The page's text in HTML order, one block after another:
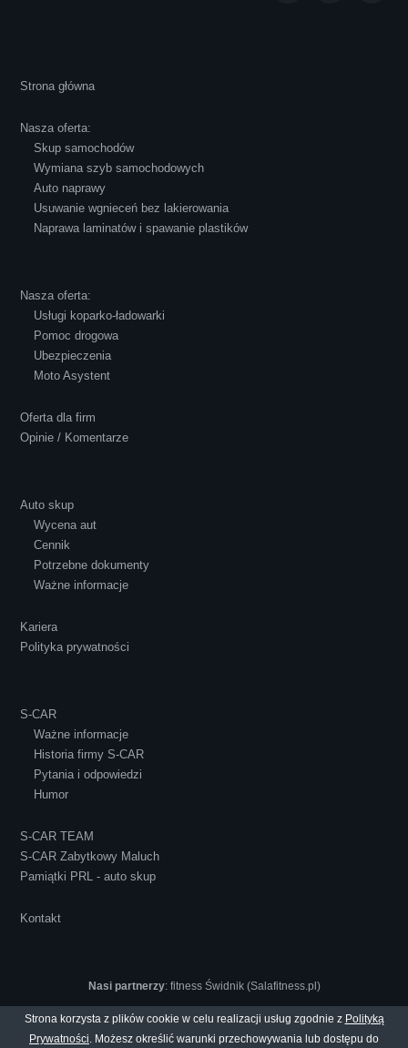
atmosferze, czego z reguły nie można
powiedzieć o innych firmach tego type.
Pozdrawiam i polecam!
Polecam S-Car.pl, szybka i bardzo miła
Strona korzysta z plików cookie w celu realizacji usług zgodnie z Polityką
Prywatności. Możesz określić warunki przechowywania lub dostępu do
Strona główna
Nasza oferta:
Skup samochodów
Wymiana szyb samochodowych
Auto naprawy
Usuwanie wgnieceń bez lakierowania
Naprawa laminatów i spawanie plastików
Nasza oferta:
Usługi koparko-ładowarki
Pomoc drogowa
Ubezpieczenia
Moto Asystent
Oferta dla firm
Opinie / Komentarze
Auto skup
Wycena aut
Cennik
Potrzebne dokumenty
Ważne informacje
Kariera
Polityka prywatności
S-CAR
Ważne informacje
Historia firmy S-CAR
Pytania i odpowiedzi
Humor
S-CAR TEAM
S-CAR Zabytkowy Maluch
Pamiątki PRL - auto skup
Kontakt
Nasi partnerzy: fitness Świdnik (Salafitness.pl)